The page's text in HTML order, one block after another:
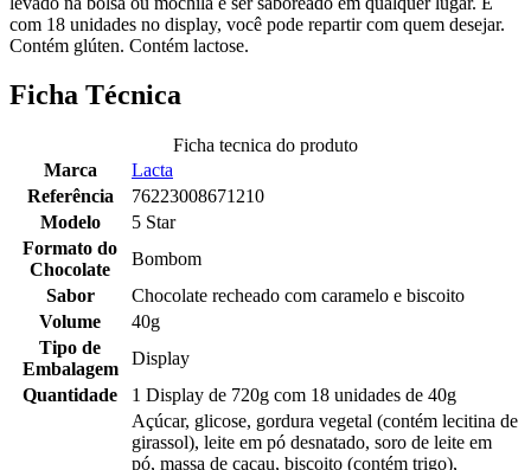
com 18 unidades no display, você pode repartir com quem desejar.
Contém glúten. Contém lactose.
Ficha Técnica
Ficha tecnica do produto
Marca
Lacta
Referência
76223008671210
Modelo
5 Star
Formato do
Chocolate
Bombom
Sabor
Chocolate recheado com caramelo e biscoito
Volume
40g
Tipo de
Embalagem
Display
Quantidade
1 Display de 720g com 18 unidades de 40g
Açúcar, glicose, gordura vegetal (contém lecitina de
girassol), leite em pó desnatado, soro de leite em
pó, massa de cacau, biscoito (contém trigo),